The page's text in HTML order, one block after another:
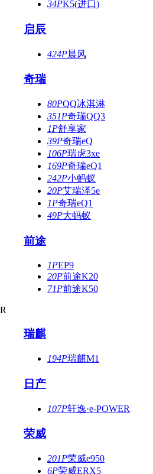
34PK5(进口)
启辰
424P晨风
奇瑞
80PQQ冰淇淋
351P奇瑞QQ3
1P舒享家
39P奇瑞eQ
106P瑞虎3xe
169P奇瑞eQ1
242P小蚂蚁
20P艾瑞泽5e
1P奇瑞eQ1
49P大蚂蚁
前途
1PEP9
20P前途K20
71P前途K50
R
瑞麒
194P瑞麒M1
日产
107P轩逸·e-POWER
荣威
201P荣威e950
6P荣威ERX5